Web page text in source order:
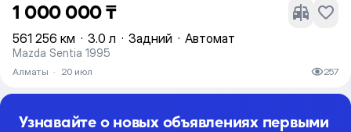
1 000 000 ₸
561 256 км · 3.0 л · Задний · Автомат
Mazda Sentia 1995
Алматы · 20 июл 257
Узнавайте о новых объявлениях первыми